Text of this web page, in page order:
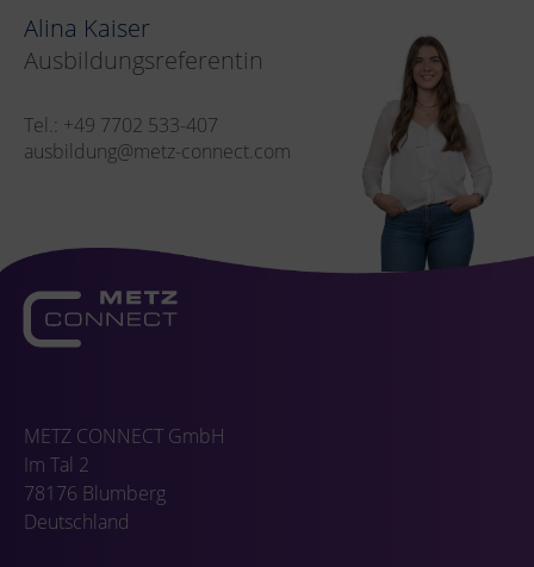
Alina Kaiser
Ausbildungsreferentin
Tel.: +49 7702 533-407
ausbildung@metz-connect.com
METZ CONNECT GmbH
Im Tal 2
78176 Blumberg
Deutschland